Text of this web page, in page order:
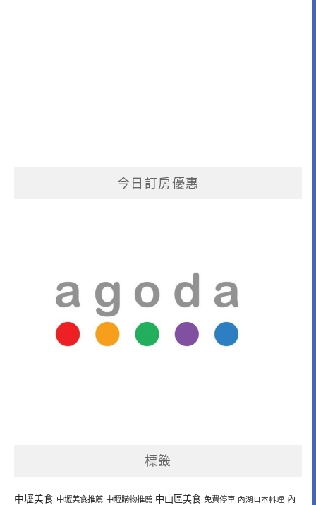
今日訂房優惠
標籤
中壢美食 中壢美食推薦 中壢購物推薦 中山區美食 免費停車 內湖日本料理 內